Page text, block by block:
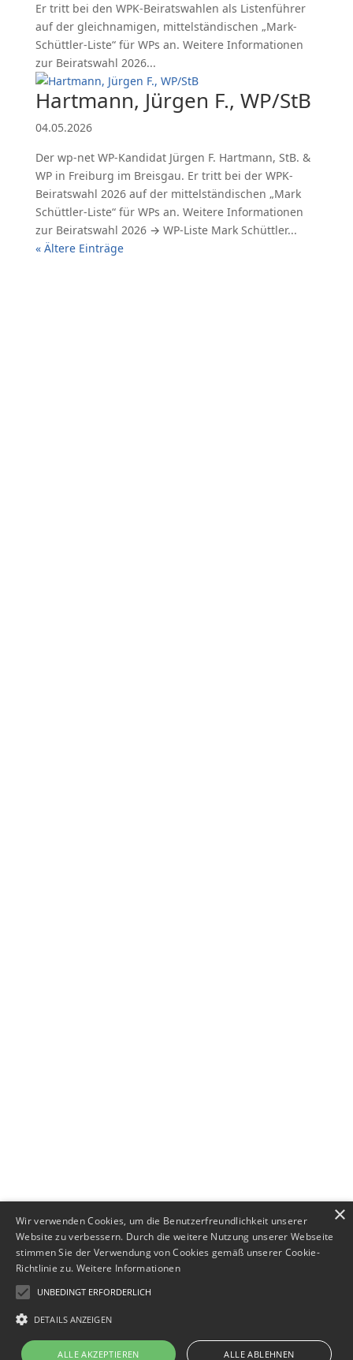
Er tritt bei den WPK-Beiratswahlen als Listenführer
auf der gleichnamigen, mittelständischen „Mark-
Schüttler-Liste“ für WPs an. Weitere Informationen
zur Beiratswahl 2026...
Hartmann, Jürgen F., WP/StB
04.05.2026
Der wp-net WP-Kandidat Jürgen F. Hartmann, StB. &
WP in Freiburg im Breisgau. Er tritt bei der WPK-
Beiratswahl 2026 auf der mittelständischen „Mark
Schüttler-Liste“ für WPs an. Weitere Informationen
zur Beiratswahl 2026 → WP-Liste Mark Schüttler...
« Ältere Einträge
Impressum
×
Wir verwenden Cookies, um die Benutzerfreundlichkeit unserer
Website zu verbessern. Durch die weitere Nutzung unserer Webseite
stimmen Sie der Verwendung von Cookies gemäß unserer Cookie-
Richtlinie zu. Weitere Informationen
UNBEDINGT ERFORDERLICH
DETAILS ANZEIGEN
ALLE AKZEPTIEREN ALLE ABLEHNEN